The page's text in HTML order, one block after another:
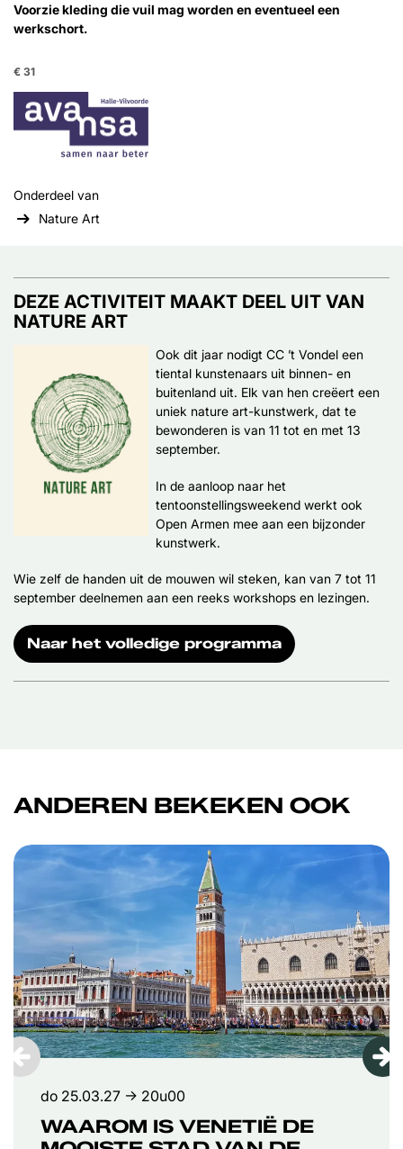
Voorzie kleding die vuil mag worden en eventueel een
werkschort.
€ 31
Onderdeel van
Nature Art
DEZE ACTIVITEIT MAAKT DEEL UIT VAN
NATURE ART
Ook dit jaar nodigt CC ’t Vondel een
tiental kunstenaars uit binnen- en
buitenland uit. Elk van hen creëert een
uniek nature art-kunstwerk, dat te
bewonderen is van 11 tot en met 13
september.
In de aanloop naar het
tentoonstellingsweekend werkt ook
Open Armen mee aan een bijzonder
kunstwerk.
Wie zelf de handen uit de mouwen wil steken, kan van 7 tot 11
september deelnemen aan een reeks workshops en lezingen.
Naar het volledige programma
ANDEREN BEKEKEN OOK
Overslaan
WAAROM IS VENETIË DE
do 25.03.27 → 20u00